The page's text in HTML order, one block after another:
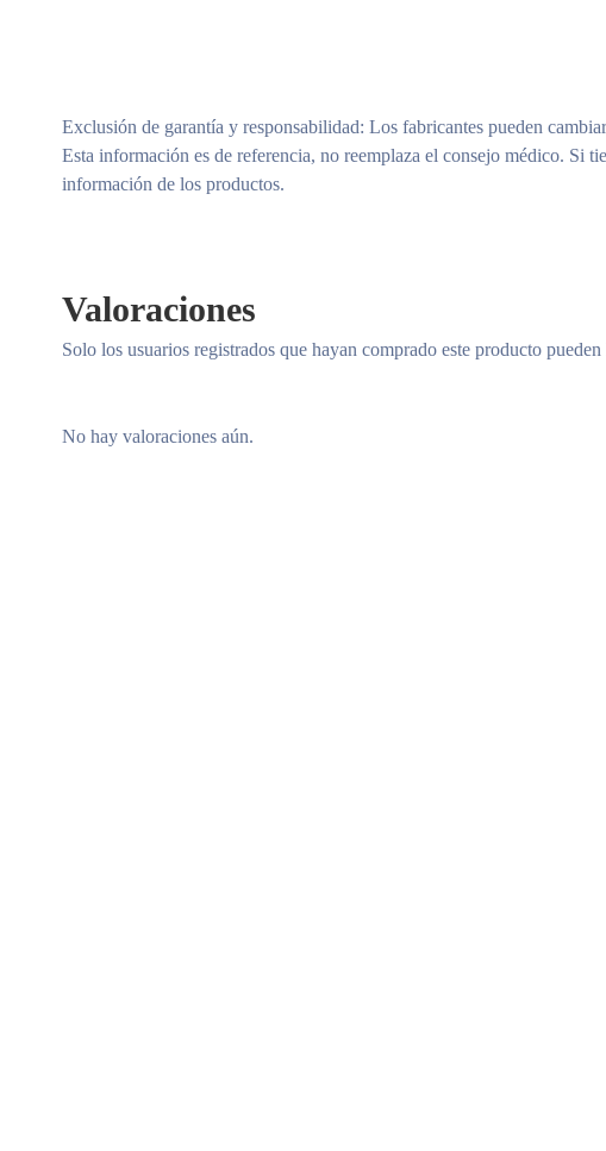
Exclusión de garantía y responsabilidad: Los fabricantes pueden
Esta información es de referencia, no reemplaza el consejo médico. Si
información de los productos.
Valoraciones
No hay valoraciones aún.
Solo los usuarios registrados que hayan comprado este producto